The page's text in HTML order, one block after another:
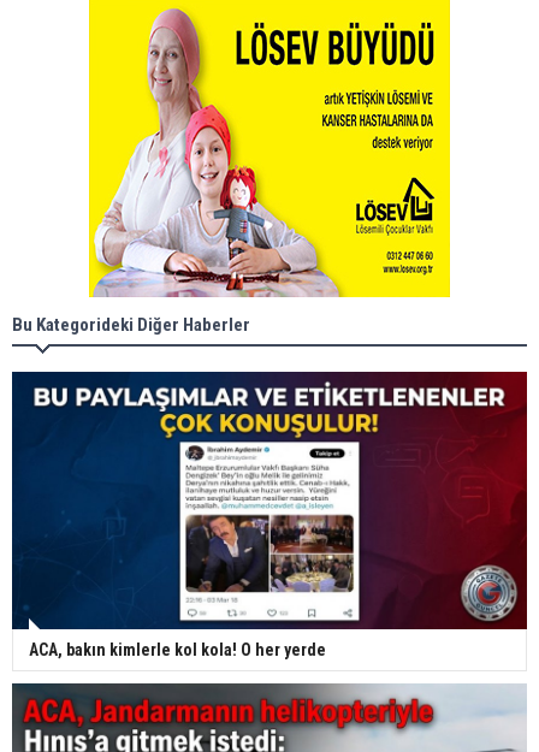
Bu Kategorideki Diğer Haberler
ACA, bakın kimlerle kol kola! O her yerde